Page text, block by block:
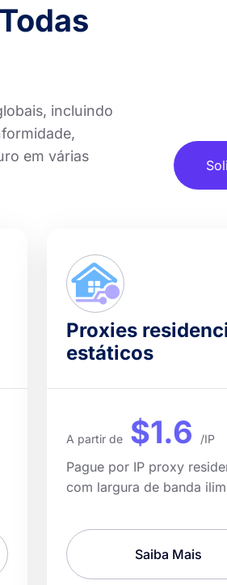
incluindo
em várias
Proxies
estáticos
A partir de $1.6 /IP
Pague por IP proxy
com largura de banda
Saiba Mais